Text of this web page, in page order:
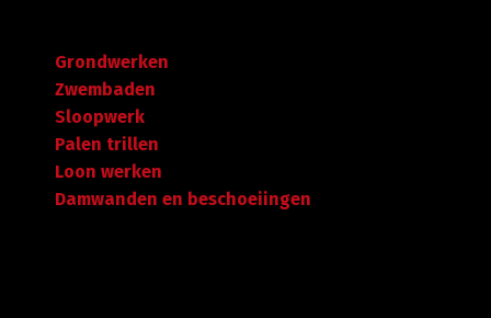
Grondwerken
Zwembaden
Sloopwerk
Palen trillen
Loon werken
Damwanden en beschoeiingen